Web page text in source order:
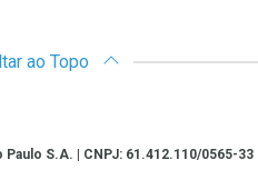
ao Topo
S.A. | CNPJ: 61.412.110/0565-33